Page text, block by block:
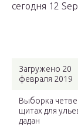
сегодня 12
Загружено 20
февраля 2019
Выборка
щитах для
дадан